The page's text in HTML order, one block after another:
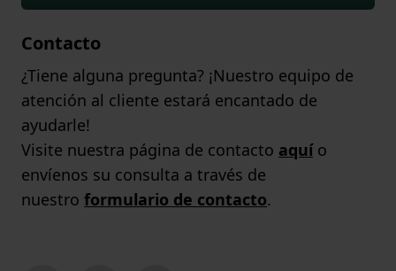
Contacto
¿Tiene alguna pregunta? ¡Nuestro equipo de
atención al cliente estará encantado de
ayudarle!
Visite nuestra página de contacto aquío
envíenos su consulta a través de
nuestro formulario de contacto.